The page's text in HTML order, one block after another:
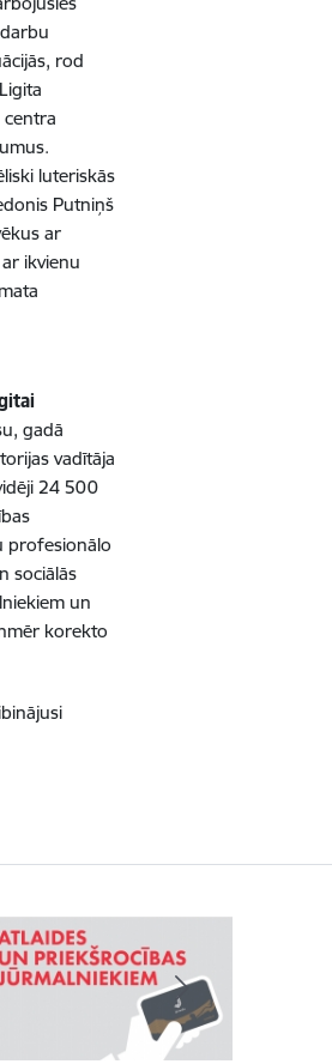
rod
centra
luteriskās
Putniņš
ar
ikvienu
gadā
vadītāja
24 500
profesionālo
sociālās
un
korekto